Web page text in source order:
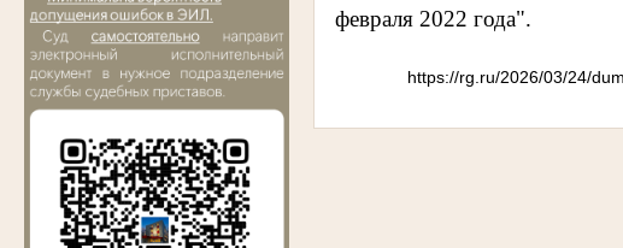
февраля 2022 года".
https://rg.ru/2026/03/24/